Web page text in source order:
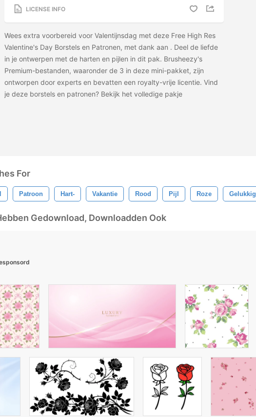
LICENSE INFO
Wees extra voorbereid voor Valentijnsdag met deze Free High Res
Valentine's Day Borstels en Patronen, met dank aan . Deel de liefde
in je ontwerpen met de harten en pijlen in dit pak. Brusheezy's
Premium-bestanden, waaronder de 3 in deze mini-pakket, zijn
ontworpen door experts en bevatten een royalty-vrije licentie. Vind
je deze borstels en patronen? Bekijk het volledige pakje
For
Patroon Hart- Vakantie Rood Pijl Roze Gelukkig
Gedownload, Downloadden Ook